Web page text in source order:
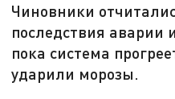
Чиновники
последствия аварии
пока система
ударили морозы.